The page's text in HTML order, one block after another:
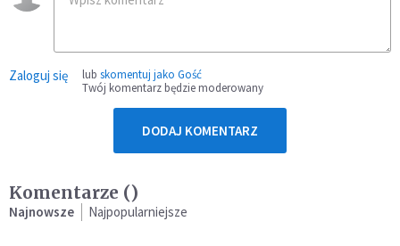
Zaloguj się lub skomentuj jako Gość
Twój komentarz będzie moderowany
DODAJ KOMENTARZ
Komentarze ()
Najnowsze Najpopularniejsze